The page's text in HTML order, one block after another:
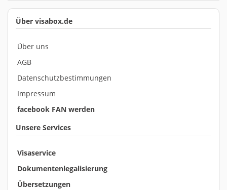
Über visabox.de
Über uns
AGB
Datenschutzbestimmungen
Impressum
facebook FAN werden
Unsere Services
Visaservice
Dokumentenlegalisierung
Übersetzungen